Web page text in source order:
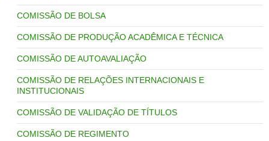
COMISSÃO DE BOLSA
COMISSÃO DE PRODUÇÃO ACADÊMICA E TÉCNICA
COMISSÃO DE AUTOAVALIAÇÃO
COMISSÃO DE RELAÇÕES INTERNACIONAIS E
INSTITUCIONAIS
COMISSÃO DE VALIDAÇÃO DE TÍTULOS
COMISSÃO DE REGIMENTO